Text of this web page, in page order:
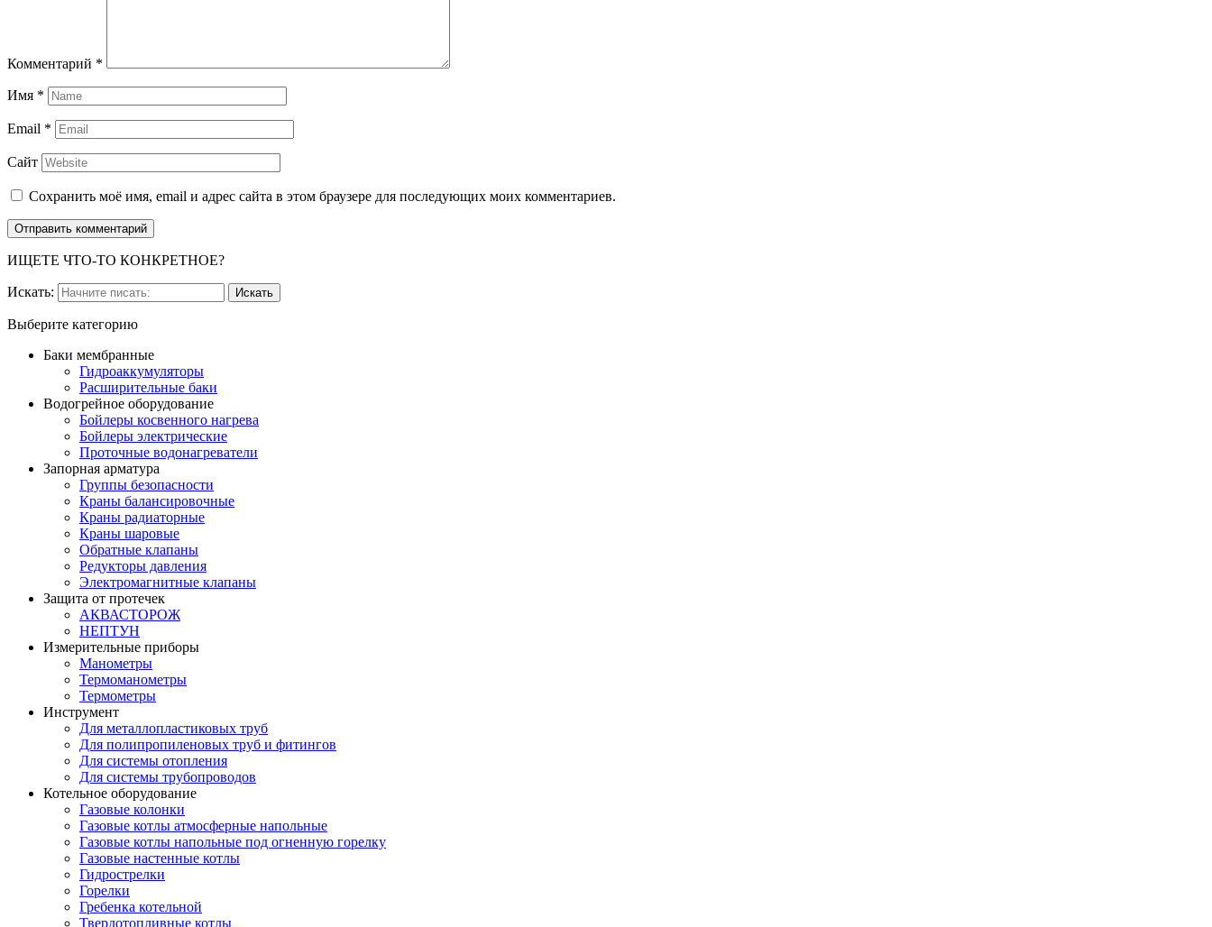
Комментарий *
Имя *
Email *
Сайт
Сохранить моё имя, email и адрес сайта в этом браузере для последующих моих комментариев.
ИЩЕТЕ ЧТО-ТО КОНКРЕТНОЕ?
Искать:
Выберите категорию
Баки мембранные
Гидроаккумуляторы
Расширительные баки
Водогрейное оборудование
Бойлеры косвенного нагрева
Бойлеры электрические
Проточные водонагреватели
Запорная арматура
Группы безопасности
Краны балансировочные
Краны радиаторные
Краны шаровые
Обратные клапаны
Редукторы давления
Электромагнитные клапаны
Защита от протечек
АКВАСТОРОЖ
НЕПТУН
Измерительные приборы
Манометры
Термоманометры
Термометры
Инструмент
Для металлопластиковых труб
Для полипропиленовых труб и фитингов
Для системы отопления
Для системы трубопроводов
Котельное оборудование
Газовые колонки
Газовые котлы атмосферные напольные
Газовые котлы напольные под огненную горелку
Газовые настенные котлы
Гидрострелки
Горелки
Гребенка котельной
Твердотопливные котлы